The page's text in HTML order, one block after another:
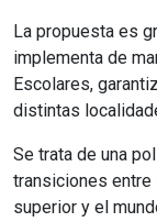
La propuesta es
implementa de
Escolares,
distintas
Se trata de una
transiciones entre
superior y el